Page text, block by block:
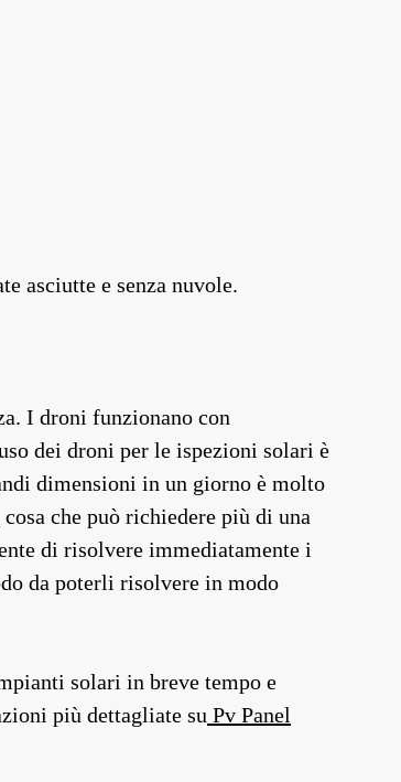
asciutte e senza nuvole.
I droni funzionano con
dei droni per le ispezioni solari è
dimensioni in un giorno è molto
che può richiedere più di una
di risolvere immediatamente i
da poterli risolvere in modo
solari in breve tempo e
più dettagliate su Pv Panel